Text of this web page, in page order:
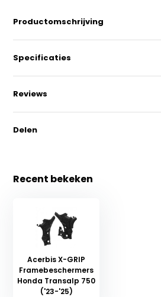
Productomschrijving
Specificaties
Reviews
Delen
Recent bekeken
Acerbis X-GRIP
Framebeschermers
Honda Transalp 750
('23-'25)